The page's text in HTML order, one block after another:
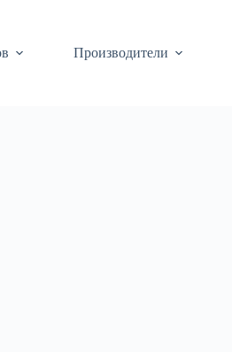
Производители